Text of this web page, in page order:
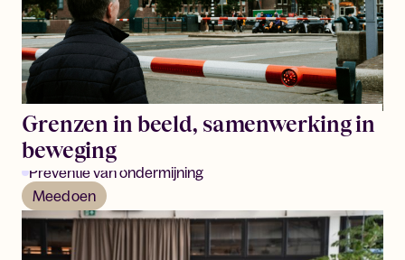
Grenzen in beeld, samenwerking in
beweging
Preventie van ondermijning
Meedoen